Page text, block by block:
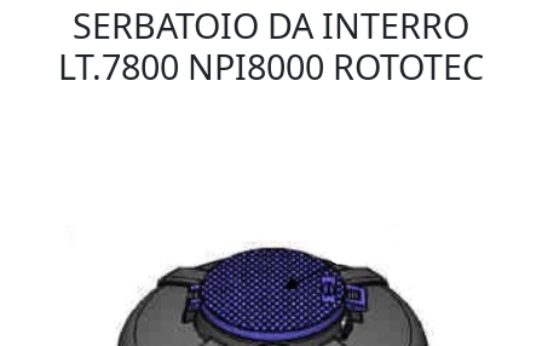
SERBATOIO DA INTERRO
LT.7800 NPI8000 ROTOTEC